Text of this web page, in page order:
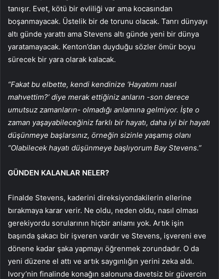
tanışır. Evet, kötü bir evliliği var ama kocasından
boşanmayacak. Üstelik bir de torunu olacak. Tanrı dünyayı
altı günde yarattı ama Stevens altı günde yeni bir dünya
yaratamayacak. Kenton’dan duyduğu sözler ömür boyu
sürecek bir yara olarak kalacak.
“Fakat bu elbette, kendi kendinize ‘Hayatımı nasıl
mahvettim?’ diye merak ettiğiniz anların -son derece
umutsuz zamanların- olmadığı anlamına gelmiyor. İşte o
zaman yaşayabileceğiniz farklı bir hayatı, daha iyi bir hayatı
düşünmeye başlarsınız, örneğin sizinle yaşamış olanı
“Olabilecek hayatı düşünmeye başlıyorum Bay Stevens.”
GÜNDEN KALANLAR NELER?
Finalde Stevens, kaderini direksiyondakilerin ellerine
bırakmaya karar verir. Ne oldu, neden oldu, nasıl olması
gerekiyordu sorularının hiçbir anlamı yok. Artık işin
başında şakacı bir işveren vardır ve Stevens, işvereni eve
dönene kadar şaka yapmayı öğrenmek zorundadır. O da
yeni düzene el attı ve artık saygınlığın yerini zeka aldı.
Ivory’nin finalinde konağın salonuna davetsiz bir güvercin